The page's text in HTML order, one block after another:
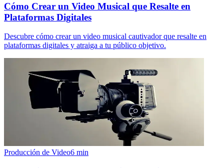
Cómo Crear un Video Musical que Resalte en
Plataformas Digitales
Descubre cómo crear un video musical cautivador que resalte en
plataformas digitales y atraiga a tu público objetivo.
Producción de Video6 min